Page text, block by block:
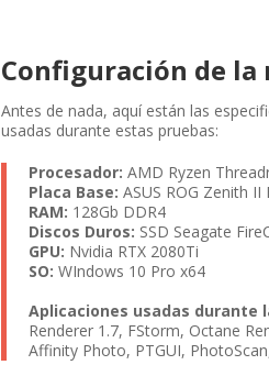
Configuración de la
Antes de nada, aquí están las
usadas durante estas pruebas:
Procesador: AMD Ryzen
Placa Base: ASUS ROG Zenith II
RAM: 128Gb DDR4
Discos Duros: SSD Seagate
GPU: Nvidia RTX 2080Ti
SO: WIndows 10 Pro x64
Aplicaciones usadas durante
Renderer 1.7, FStorm, Octane
Affinity Photo, PTGUI,